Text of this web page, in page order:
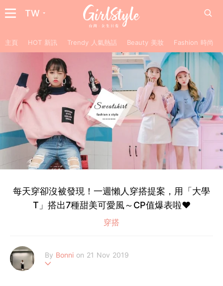
TW
主頁 HOT 新訊 Trendy 人氣熱話 Beauty 美妝 Fashion 時尚
每天穿卻沒被發現！一週懶人穿搭提案，用「大學
T」搭出7種甜美可愛風～CP值爆表啦❤
穿搭
By Bonni on 21 Nov 2019